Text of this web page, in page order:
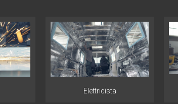
Elettricista